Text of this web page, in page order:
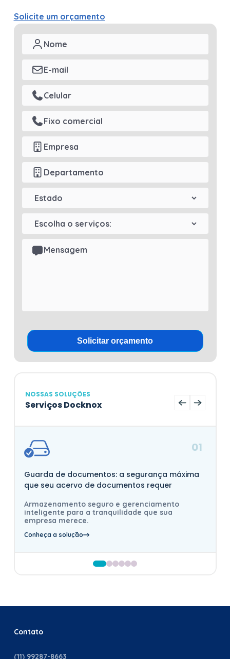
Solicite um orçamento
NOSSAS SOLUÇÕES
Serviços Docknox
01
Guarda de documentos: a segurança máxima
que seu acervo de documentos requer
Armazenamento seguro e gerenciamento
inteligente para a tranquilidade que sua
empresa merece.
Conheça a solução
Contato
(11) 99287-8663